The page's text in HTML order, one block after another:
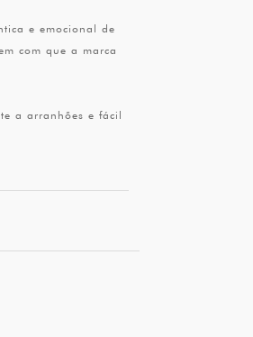
e emocional de
com que a marca
a arranhões e fácil